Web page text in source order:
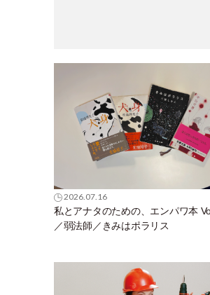
2026.07.16
私とアナタのための、エンパワ本
／弱法師／きみはポラリス